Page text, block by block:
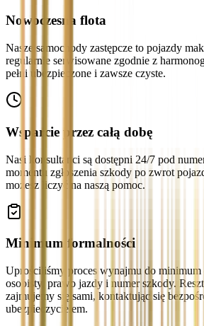
Nowoczesna flota
Nasze samochody zastępcze to pojazdy
regularnie serwisowane zgodnie z
pełni ubezpieczone i zawsze czyste.
Wsparcie przez całą dobę
Nasi konsultanci są dostępni 24/7 pod
momentu zgłoszenia szkody po zwrot
możesz liczyć na naszą pomoc.
Minimum formalności
Uprościliśmy proces wynajmu do
osobisty, prawo jazdy i numer szkody.
zajmujemy się sami, kontaktując się
ubezpieczycielem.